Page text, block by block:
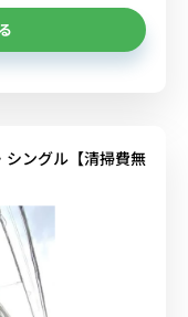
シングル【清掃費無